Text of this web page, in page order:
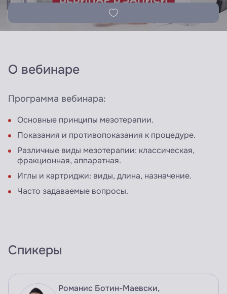
О вебинаре
Программа вебинара:
Основные принципы мезотерапии.
Показания и противопоказания к процедуре.
Различные виды мезотерапии: классическая,
фракционная, аппаратная.
Иглы и картриджи: виды, длина, назначение.
Часто задаваемые вопросы.
Спикеры
Романис Ботин-Маевски,